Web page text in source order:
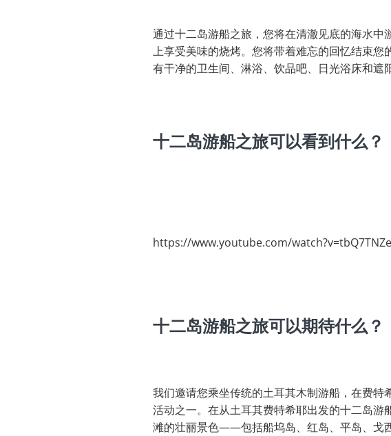
通过十二岛游船之旅，您将在清澈见底的海水
上享受美味的烧烤。您将带着难忘的回忆结束
有干净的卫生间、淋浴、饮品吧、日光浴床和遮
十二岛游船之旅可以看到什么？
https://www.youtube.com/
十二岛游船之旅可以期待什么？
我们邀请您乘坐传统的土耳其木制游船，在费
活动之一。在从土耳其费特希耶出发的十二岛
滩的壮丽景色——包括船坞岛、红岛、平岛、戈